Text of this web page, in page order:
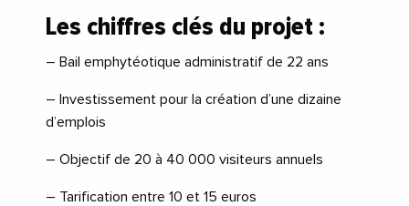
Les chiffres clés du projet :
– Bail emphytéotique administratif de 22 ans
– Investissement pour la création d’une dizaine
d’emplois
– Objectif de 20 à 40 000 visiteurs annuels
– Tarification entre 10 et 15 euros